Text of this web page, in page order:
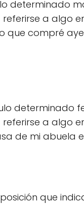
determinado
a algo
que compré
determinado
a algo
de mi abuela
que